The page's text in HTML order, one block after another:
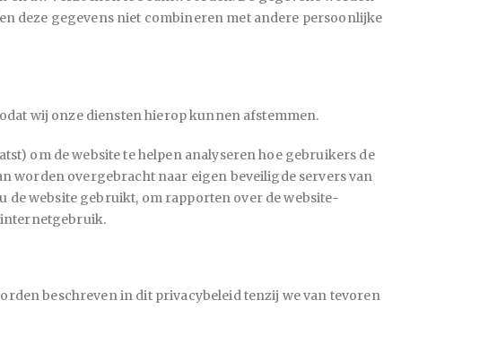
deze gegevens niet combineren met andere persoonlijke
wij onze diensten hierop kunnen afstemmen.
om de website te helpen analyseren hoe gebruikers de
worden overgebracht naar eigen beveiligde servers van
de website gebruikt, om rapporten over de website-
internetgebruik.
beschreven in dit privacybeleid tenzij we van tevoren